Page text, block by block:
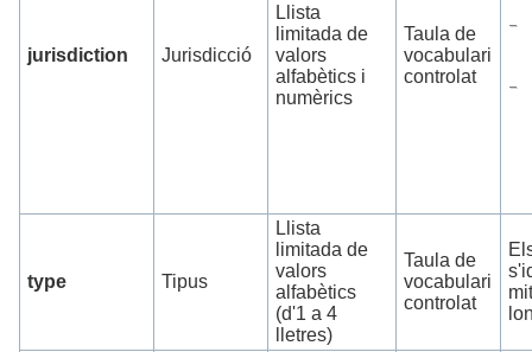
jurisdiction Jurisdicció
Llista
limitada de
valors
alfabètics i
numèrics
Taula de
vocabulari
controlat
type Tipus
Llista
limitada de
valors
alfabètics
(d'1 a 4
lletres)
Taula de
vocabulari
controlat